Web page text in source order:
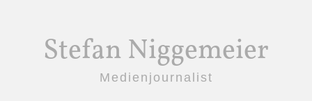
Stefan Niggemeier
Medienjournalist